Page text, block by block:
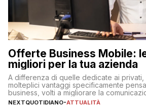
Offerte Business Mobile:
migliori per la tua azienda
A differenza di quelle dedicate ai privati,
molteplici vantaggi specificamente
business, volti a migliorare la
degli utenti
NEXTQUOTIDIANO-ATTUALITÀ